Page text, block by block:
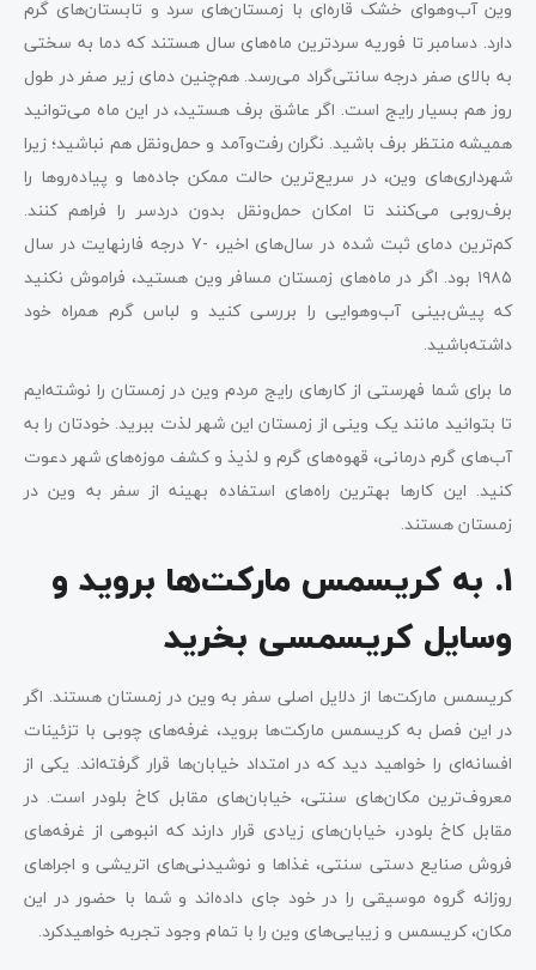
وین آب‌و‌هوای خشک قاره‌ای با زمستان‌های سرد و تابستان‌های گرم
دارد. دسامبر تا فوریه سرد‌ترین ماه‌های سال هستند که دما به سختی
به بالای صفر درجه سانتی‌گراد می‌رسد. هم‌چنین دمای زیر صفر در طول
روز هم بسیار رایج است. اگر عاشق برف هستید، در این ماه می‌توانید
همیشه منتظر برف باشید. نگران رفت‌و‌آمد و حمل‌و‌نقل هم نباشید؛ زیرا
شهرداری‌های وین، در سریع‌ترین حالت ممکن جاده‌ها و پیاده‌رو‌ها را
برف‌روبی می‌کنند تا امکان حمل‌و‌نقل بدون دردسر را فراهم کنند.
کم‌ترین دمای ثبت شده در سال‌های اخیر، -۷ درجه فارنهایت در سال
۱۹۸۵ بود. اگر در ماه‌های زمستان مسافر وین هستید، فراموش نکنید
که پیش‌بینی آب‌و‌هوایی را بررسی کنید و لباس گرم همراه خود
داشته‌باشید.
ما برای شما فهرستی از کار‌های رایج مردم وین در زمستان را نوشته‌ایم
تا بتوانید مانند یک وینی از زمستان این شهر لذت ببرید. خودتان را به
آب‌های گرم درمانی، قهوه‌های گرم و لذیذ و کشف موزه‌های شهر دعوت
کنید. این‌ کار‌ها بهترین راه‌های استفاده بهینه از سفر به وین در
زمستان هستند.
۱. به کریسمس‌ مارکت‌ها بروید و
وسایل کریسمسی بخرید
کریسمس مارکت‌ها از دلایل اصلی سفر به وین در زمستان هستند. اگر
در این فصل به کریسمس مارکت‌ها بروید، غرفه‌های چوبی با تزئینات
افسانه‌ای را خواهید دید که در امتداد خیابان‌ها قرار گرفته‌اند. یکی از
معروف‌ترین مکان‌های سنتی، خیابان‌های مقابل کاخ بلودر است. در
مقابل کاخ بلودر، خیابان‌های زیادی قرار دارند که انبوهی از غرفه‌های
فروش صنایع دستی سنتی، غذا‌ها و نوشیدنی‌های اتریشی و اجراهای
روزانه گروه موسیقی را در خود جای داده‌اند و شما با حضور در این
مکان، کریسمس و زیبایی‌های وین را با تمام وجود تجربه خواهید‌کرد.